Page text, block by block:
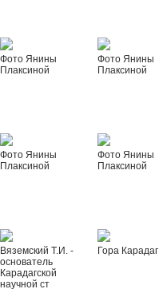
Фото Янины
Плаксиной
Фото Янины
Плаксиной
Фото Янины
Плаксиной
Фото Янины
Плаксиной
Вяземский Т.И. -
основатель
Карадагской
научной ст
Гора Карадаг